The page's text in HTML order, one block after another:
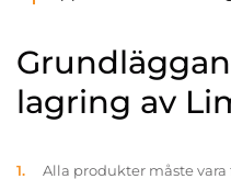
lagring av
Alla produkter måste vara